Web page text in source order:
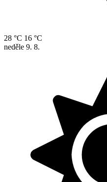
28 °C 16 °C
neděle 9. 8.